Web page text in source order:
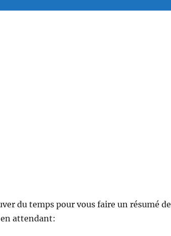
du temps pour vous faire un résumé de
attendant: